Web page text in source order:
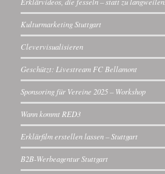
Kulturmarketing Stuttgart
Clevervisualisieren
Geschützt: Livestream FC Bellamont
Sponsoring für Vereine 2025 – Workshop
Wann kommt RED3
Erklärfilm erstellen lassen – Stuttgart
B2B-Werbeagentur Stuttgart